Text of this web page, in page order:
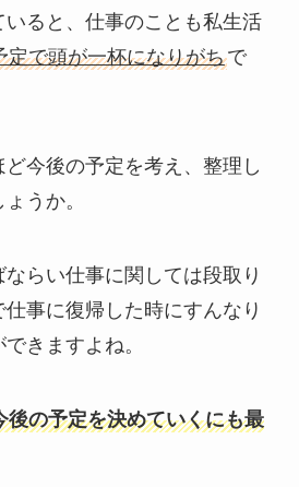
いると、仕事のことも私生活
定で頭が一杯になりがちで
今後の予定を考え、整理し
うか。
らい仕事に関しては段取り
事に復帰した時にすんなり
きますよね。
後の予定を決めていくにも最